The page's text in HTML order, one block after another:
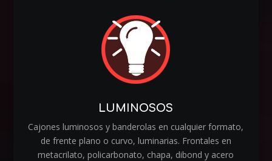
LUMINOSOS
Cajones luminosos y banderolas en cualquier formato,
de frente plano o curvo, luminarias. Frontales en
metacrilato, policarbonato, chapa, dibond y acero